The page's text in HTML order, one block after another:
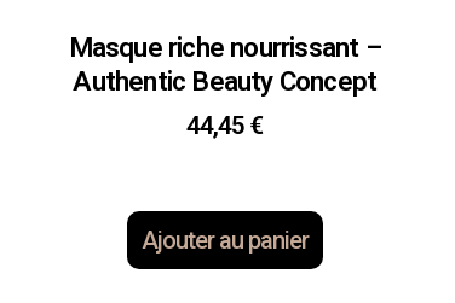
Masque riche nourrissant –
Authentic Beauty Concept
44,45 €
Ajouter au panier